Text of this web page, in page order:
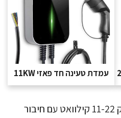
עמדת טעינה חד פאזי 11KW
עמדת טעינה ביתית בהספק 11-22 קילוואט עם חיבור